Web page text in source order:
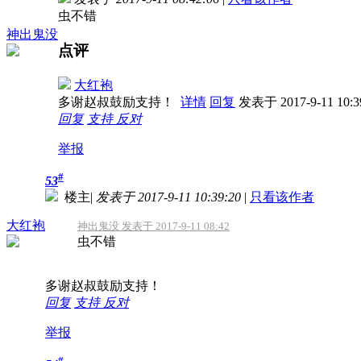
神出鬼没
虫不错
点评
大红袍
多谢赵叔鼓励支持！ 详情 回复 发表于 2017-9-11
回复 支持 反对
举报
大红袍
53#
楼主| 发表于 2017-9-11 10:39:20 | 只看该作者
神出鬼没 发表于 2017-9-11 08:42
虫不错
多谢赵叔鼓励支持！
回复 支持 反对
举报